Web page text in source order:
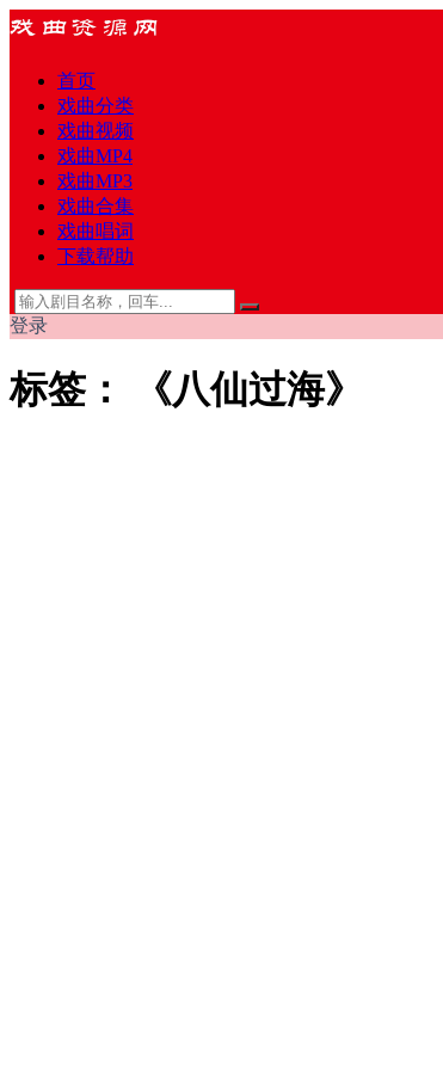
首页
戏曲分类
戏曲视频
戏曲MP4
戏曲MP3
戏曲合集
戏曲唱词
下载帮助
登录
标签： 《八仙过海》